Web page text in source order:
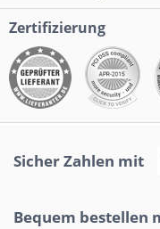
Zertifizierung
Sicher Zahlen mit
Bequem bestellen